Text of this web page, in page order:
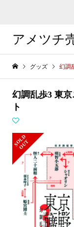
アメツチ
グッズ 幻調
幻調乱歩3 東
ト
S
O
L
D
O
U
T